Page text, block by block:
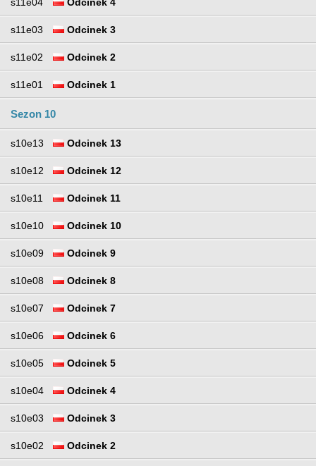
s11e03 Odcinek 3
s11e02 Odcinek 2
s11e01 Odcinek 1
Sezon 10
s10e13 Odcinek 13
s10e12 Odcinek 12
s10e11 Odcinek 11
s10e10 Odcinek 10
s10e09 Odcinek 9
s10e08 Odcinek 8
s10e07 Odcinek 7
s10e06 Odcinek 6
s10e05 Odcinek 5
s10e04 Odcinek 4
s10e03 Odcinek 3
s10e02 Odcinek 2